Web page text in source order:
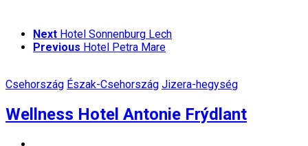
Next Hotel Sonnenburg Lech
Previous Hotel Petra Mare
Csehország Észak-Csehország Jizera-hegység
Wellness Hotel Antonie Frýdlant